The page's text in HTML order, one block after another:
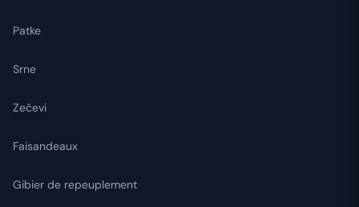
Patke
Srne
Zečevi
Faisandeaux
Gibier de repeuplement